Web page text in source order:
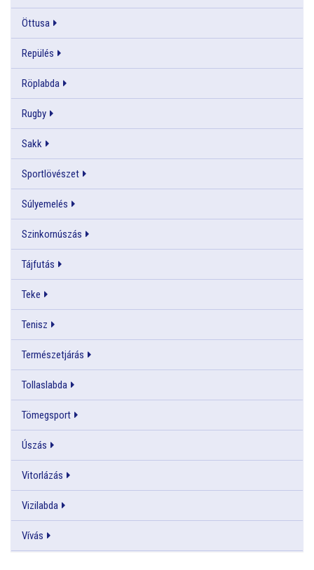
Öttusa
Repülés
Röplabda
Rugby
Sakk
Sportlövészet
Súlyemelés
Szinkornúszás
Tájfutás
Teke
Tenisz
Természetjárás
Tollaslabda
Tömegsport
Úszás
Vitorlázás
Vizilabda
Vívás